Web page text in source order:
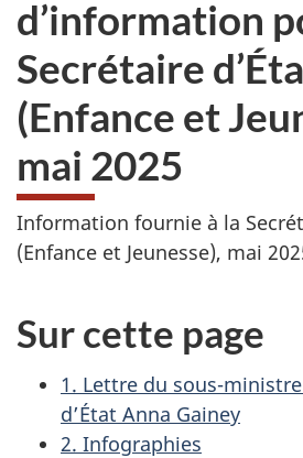
d’information
Secrétaire
(Enfance et
mai 2025
Information fournie à la
(Enfance et Jeunesse), mai
Sur cette page
1. Lettre du sous-
d’État Anna Gainey
2. Infographies